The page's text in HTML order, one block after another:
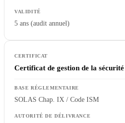
5 ans (audit annuel)
Certificat de gestion de la sécurité
SOLAS Chap. IX / Code ISM